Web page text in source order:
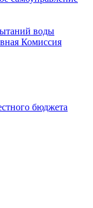
воды
Комиссия
бюджета